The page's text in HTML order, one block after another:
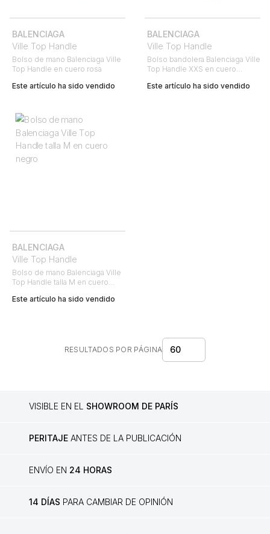
BALENCIAGA
Ville Top Handle
Bolso de mano Balenciaga Ville
Top Handle en cuero rosa
Este artículo ha sido vendido
BALENCIAGA
Ville Top Handle
Bolso bandolera Balenciaga Ville
Top Handle XXS en cuero
Este artículo ha sido vendido
BALENCIAGA
Ville Top Handle
Bolso de mano Balenciaga Ville
Top Handle talla M en cuero
Este artículo ha sido vendido
RESULTADOS POR PÁGINA 60
VISIBLE EN EL SHOWROOM DE PARÍS
PERITAJE ANTES DE LA PUBLICACIÓN
ENVÍO EN 24 HORAS
14 DÍAS PARA CAMBIAR DE OPINIÓN